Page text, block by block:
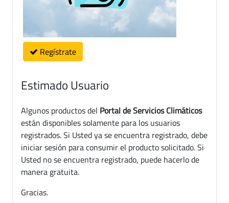
Regístrate
Estimado Usuario
Algunos productos del Portal de Servicios Climáticos
están disponibles solamente para los usuarios
registrados. Si Usted ya se encuentra registrado, debe
iniciar sesión para consumir el producto solicitado. Si
Usted no se encuentra registrado, puede hacerlo de
manera gratuita.
Gracias.